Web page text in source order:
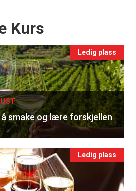
Kurs
Ledig plass
smake og lære forskjellen
Ledig plass